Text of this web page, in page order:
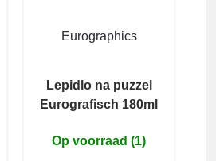
Eurographics
Lepidlo na puzzel
Eurografisch 180ml
Op voorraad (1)